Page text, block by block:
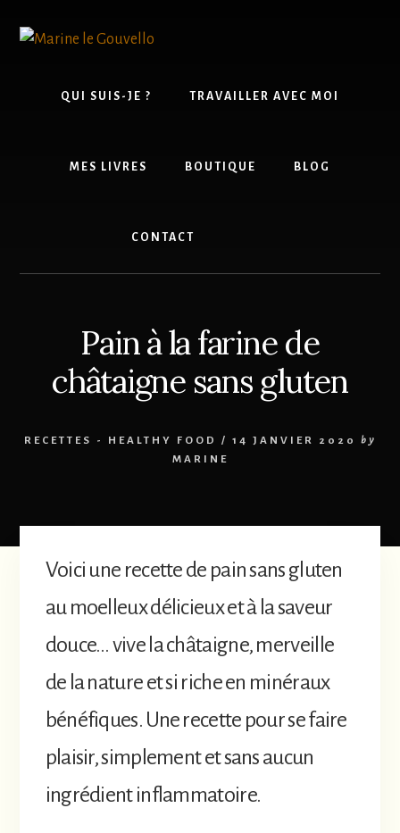
content
QUI SUIS-JE ? TRAVAILLER AVEC MOI
MES LIVRES BOUTIQUE BLOG
CONTACT
Pain à la farine de
châtaigne sans gluten
RECETTES - HEALTHY FOOD / 14 JANVIER 2020
by
MARINE
Voici une recette de pain sans gluten
au moelleux délicieux et à la saveur
douce… vive la châtaigne, merveille
de la nature et si riche en minéraux
bénéfiques. Une recette pour se faire
plaisir, simplement et sans aucun
ingrédient inflammatoire.